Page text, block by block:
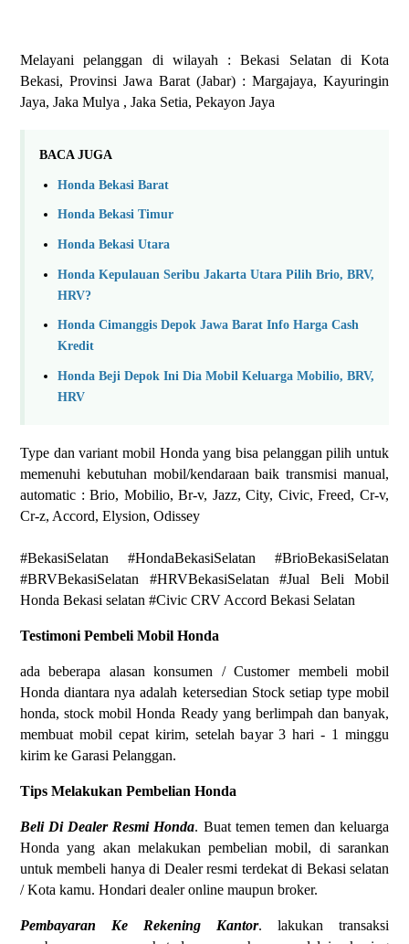
Melayani pelanggan di wilayah : Bekasi Selatan di Kota
Bekasi, Provinsi Jawa Barat (Jabar) : Margajaya, Kayuringin
Jaya, Jaka Mulya , Jaka Setia, Pekayon Jaya
BACA JUGA
Honda Bekasi Barat
Honda Bekasi Timur
Honda Bekasi Utara
Honda Kepulauan Seribu Jakarta Utara Pilih Brio, BRV,
HRV?
Honda Cimanggis Depok Jawa Barat Info Harga Cash
Kredit
Honda Beji Depok Ini Dia Mobil Keluarga Mobilio, BRV,
HRV
Type dan variant mobil Honda yang bisa pelanggan pilih untuk
memenuhi kebutuhan mobil/kendaraan baik transmisi manual,
automatic : Brio, Mobilio, Br-v, Jazz, City, Civic, Freed, Cr-v,
Cr-z, Accord, Elysion, Odissey
#BekasiSelatan #HondaBekasiSelatan #BrioBekasiSelatan
#BRVBekasiSelatan #HRVBekasiSelatan #Jual Beli Mobil
Honda Bekasi selatan #Civic CRV Accord Bekasi Selatan
Testimoni Pembeli Mobil Honda
ada beberapa alasan konsumen / Customer membeli mobil
Honda diantara nya adalah ketersedian Stock setiap type mobil
honda, stock mobil Honda Ready yang berlimpah dan banyak,
membuat mobil cepat kirim, setelah bayar 3 hari - 1 minggu
kirim ke Garasi Pelanggan.
Tips Melakukan Pembelian Honda
Beli Di Dealer Resmi Honda. Buat temen temen dan keluarga
Honda yang akan melakukan pembelian mobil, di sarankan
untuk membeli hanya di Dealer resmi terdekat di Bekasi selatan
/ Kota kamu. Hondari dealer online maupun broker.
Pembayaran Ke Rekening Kantor. lakukan transaksi